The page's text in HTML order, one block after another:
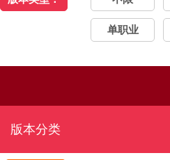
单职业
版本分类